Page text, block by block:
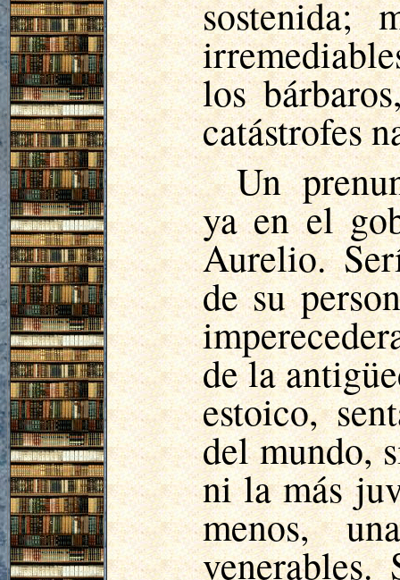
sostenida;
los
catástrofes
Un
ya en el
Aurelio.
de su
de la
estoico,
del mundo,
ni la más
menos,
venerables.